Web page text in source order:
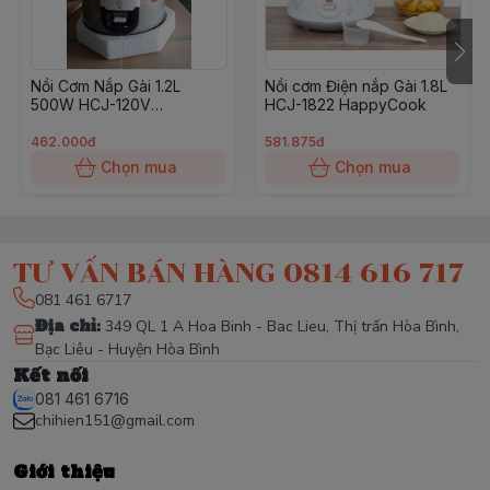
Nồi Cơm Nắp Gài 1.2L
500W HCJ-120V
462.000đ
Chọn mua
Nồi cơm Điện nắp Gài 1.8L
HCJ-1822 HappyCook
581.875đ
Chọn mua
TƯ VẤN BÁN HÀNG 0814 616 717
081 461 6717
Địa chỉ: 349 QL 1 A Hoa Binh - Bac Lieu, Thị trấn Hòa Bình,
Bạc Liêu - Huyện Hòa Bình
Kết nối
081 461 6716
chihien151@gmail.com
Giới thiệu